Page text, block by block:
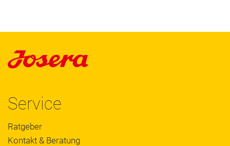
Service
Ratgeber
Kontakt & Beratung